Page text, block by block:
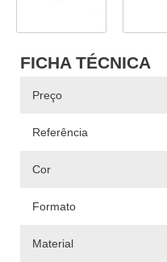
FICHA TÉCNICA
Preço
Referência
Cor
Formato
Material